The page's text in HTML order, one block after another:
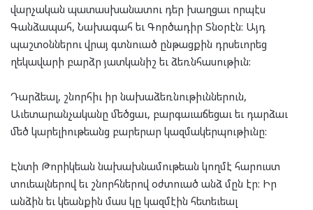
վարչական պատասխանատու դեր խաղցաւ որպէս
Գանձապահ, Նախագահ եւ Գործադիր Տնօրէն: Այդ
պաշտօններու վրայ գտնուած ընթացքին դրսեւորեց
ղեկավարի բարձր յատկանիշ եւ ձեռնհասութիւն:
Դարձեալ, շնորհիւ իր նախաձեռնութիւններուն,
Աւետարանչականը մեծցաւ, բարգաւաճեցաւ եւ դարձաւ
մեծ կարելիութեանց բարերար կազմակերպութիւնը:
Էնտի Թորիկեան նախախնամութեան կողմէ հարուստ
տուեալներով եւ շնորհներով օժտուած անձ մըն էր: Իր
անձին եւ կեանքին մաս կը կազմէին հետեւեալ